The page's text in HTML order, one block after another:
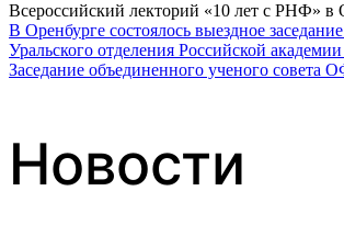
Всероссийский лекторий «10 лет с
Навигация
по
записям
В Оренбурге состоялось выездное
Уральского отделения Российской
Заседание объединенного ученого
Новости